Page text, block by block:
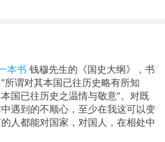
本书 钱穆先生的《国史大纲》，书
所谓对其本国已往历史略有所知
国已往历史之温情与敬意”。对既
遇到的不顺心，至少在我这可以变
人都能对国家，对国人，在相处中